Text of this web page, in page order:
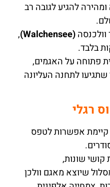
להגיע לגובה רב
(Walchensee)
,
בלבד.
פתוחה על האגמים,
לתחנה העליונה
רגלי
קיימת אפשרות לטפס
קושי שונות,
שיוצא מאגם וולכן